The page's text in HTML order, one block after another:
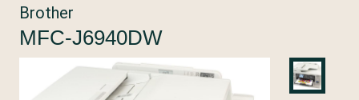
Brother
MFC-J6940DW